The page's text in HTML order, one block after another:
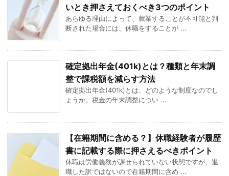
いとき押さえておくべき3つのポイント
あらゆる理由によって、就業することが不可能と判
断された場合には、休職をすることが ...
確定拠出年金(401k)とは？種類と年末調
整で課税額を減らす方法
確定拠出年金(401k)とは、どのような制度なのでし
ょうか。税金の年末調整につい ...
【在籍期間に含める？】休職経験者が履歴
書に記載する際に押さえるべきポイント
休職は労働義務が課せられていない状態ですが、退
職した訳ではないので在籍期間に含め ...